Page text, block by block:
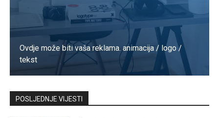
Ovdje može biti vaša reklama. animacija / logo /
tekst
Kontaktirajte nas
POSLJEDNJE VIJESTI